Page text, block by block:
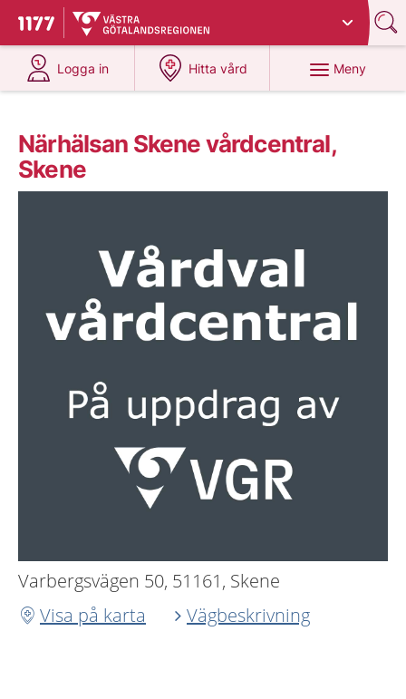
Till startsidan för 1177
Du har valt region
Logga in
på 1177.se
Hitta vård
på 1177.se
Meny
Närhälsan Skene vårdcentral,
Skene
Varbergsvägen 50, 51161, Skene
Visa på karta
Vägbeskrivning